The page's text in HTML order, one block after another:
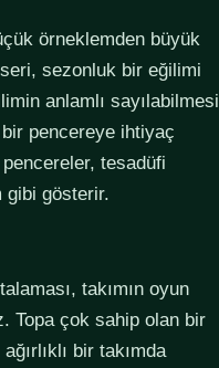
örneklemden büyük
sezonluk bir eğilimi
anlamlı sayılabilmesi
pencereye ihtiyaç
tesadüfi
gibi gösterir.
takımın oyun
Topa çok sahip olan bir
bir takımda